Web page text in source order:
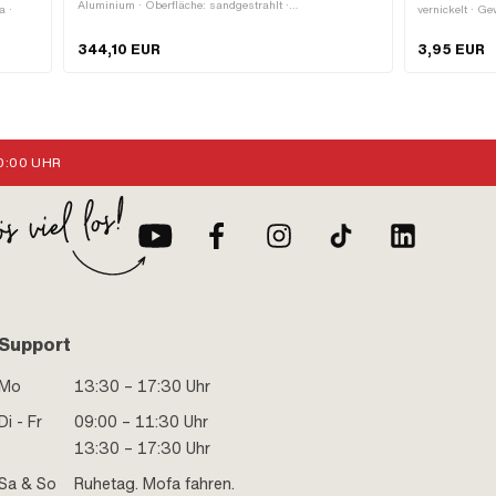
·
Aluminium · Oberfläche: sandgestrahlt ·
344,10 EUR
vernickelt ·
Gesamtlänge:
3,95 EUR
UHR
13:30 – 17:30 Uhr
- Fr
09:00 – 11:30 Uhr
13:30 – 17:30 Uhr
& So
Ruhetag. Mofa fahren.